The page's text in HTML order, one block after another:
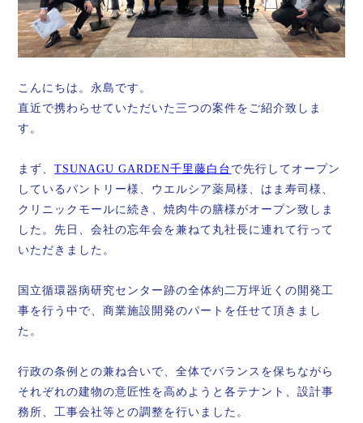
こんにちは。永島です。
直近で携わらせていただいた三つの案件をご紹介致しま
す。
まず、TSUNAGU GARDEN千里藤白台 で先行してオープン
しているパントリー様、ウエルシア薬局様、はま寿司様、
クリニックモールに続き、焼肉牛の膳様がオープン致しま
した。先日、会社の忘年会を兼ねて丸社長に連れて行って
いただきました。
国立循環器病研究センター跡の全体約二万坪近くの開発工
事を行う中で、商業施設開発のパートを任せて頂きまし
た。
行政の条例との兼ね合いで、全体でバランスを保ちながら
それぞれの建物の意匠性を高めようと各テナント、設計事
務所、工事会社等との調整を行いました。